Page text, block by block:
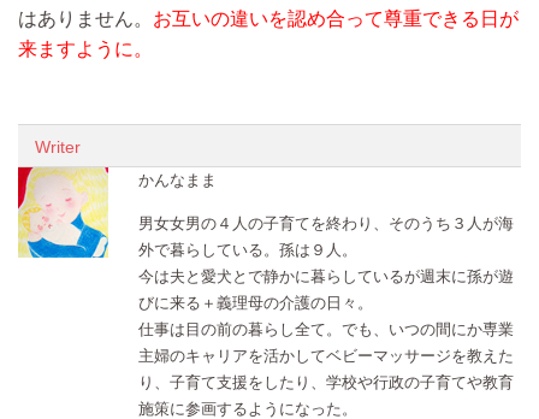
はありません。 お互いの違いを認め合って尊重できる日が
来ますように。
Writer
かんなまま
男女女男の４人の子育てを終わり、そのうち３人が海
外で暮らしている。孫は９人。
今は夫と愛犬とで静かに暮らしているが週末に孫が遊
びに来る＋義理母の介護の日々。
仕事は目の前の暮らし全て。でも、いつの間にか専業
主婦のキャリアを活かしてベビーマッサージを教えた
り、子育て支援をしたり、学校や行政の子育てや教育
施策に参画するようになった。